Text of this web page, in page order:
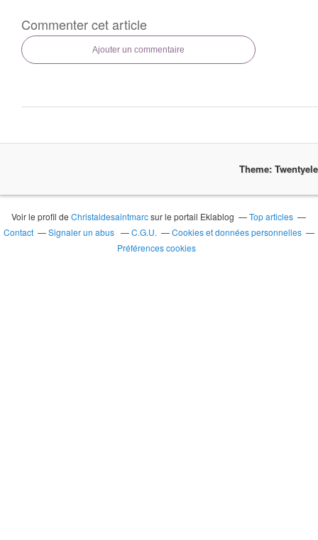
Commenter cet article
Ajouter un commentaire
Theme:
Voir le profil deChristaldesaintmarcsur le portail Eklablog
Top articles
Contact
Signaler un abus C.G.U.
Cookies et données personnelles
Préférences cookies